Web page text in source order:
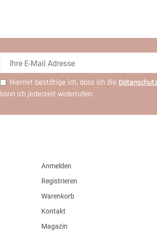
Hiermit bestätige ich, dass ich die
kann ich jederzeit widerrufen.
Anmelden
Registrieren
Warenkorb
Kontakt
Magazin